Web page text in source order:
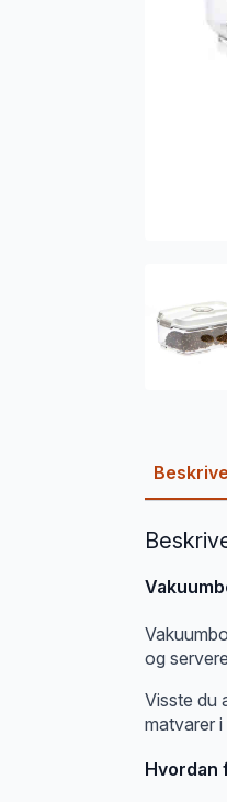
og
Visste du
matvarer
Hvordan